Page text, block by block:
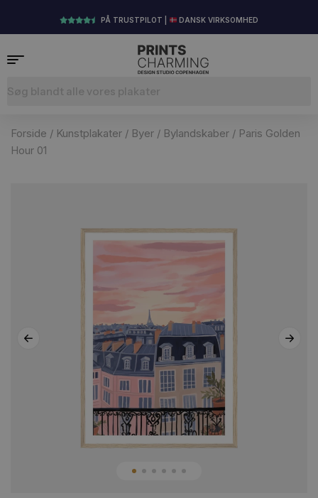
PÅ TRUSTPILOT | DANSK VIRKSOMHED
Forside / Kunstplakater / Byer / Bylandskaber / Paris Golden
Hour 01